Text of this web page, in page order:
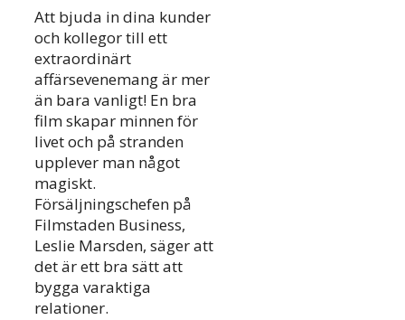
Att bjuda in dina kunder
och kollegor till ett
extraordinärt
affärsevenemang är mer
än bara vanligt! En bra
film skapar minnen för
livet och på stranden
upplever man något
magiskt.
Försäljningschefen på
Filmstaden Business,
Leslie Marsden, säger att
det är ett bra sätt att
bygga varaktiga
relationer.